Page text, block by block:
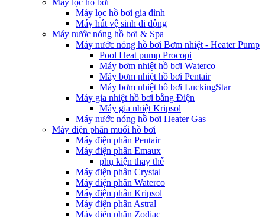
Máy lọc hồ bơi
Máy lọc hồ bơi gia đình
Máy hút vệ sinh di động
Máy nước nóng hồ bơi & Spa
Máy nước nóng hồ bơi Bơm nhiệt - Heater Pump
Pool Heat pump Procopi
Máy bơm nhiệt hồ bơi Waterco
Máy bơm nhiệt hồ bơi Pentair
Máy bơm nhiệt hồ bơi LuckingStar
Máy gia nhiệt hồ bơi bằng Điện
Máy gia nhiệt Kripsol
Máy nước nóng hồ bơi Heater Gas
Máy điện phân muối hồ bơi
Máy điện phân Pentair
Máy điện phân Emaux
phụ kiện thay thế
Máy điện phân Crystal
Máy điện phân Waterco
Máy điện phân Kripsol
Máy điện phân Astral
Máy điện phân Zodiac